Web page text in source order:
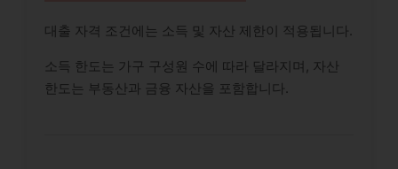
대출 자격 조건에는 소득 및 자산 제한이 적용됩니다.
소득 한도는 가구 구성원 수에 따라 달라지며, 자산
한도는 부동산과 금융 자산을 포함합니다.